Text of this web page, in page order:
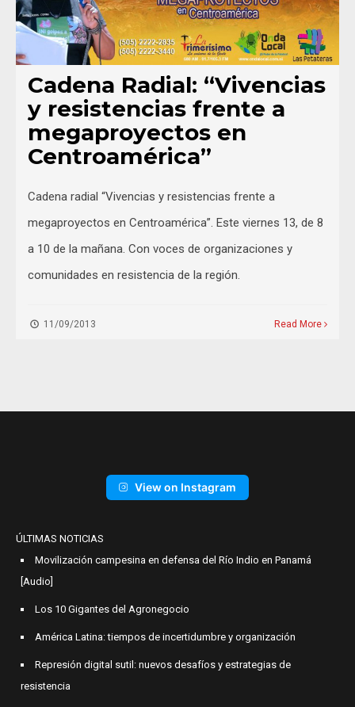
Cadena Radial: “Vivencias
y resistencias frente a
megaproyectos en
Centroamérica”
Cadena radial “Vivencias y resistencias frente a
megaproyectos en Centroamérica”. Este viernes 13, de 8
a 10 de la mañana. Con voces de organizaciones y
comunidades en resistencia de la región.
11/09/2013 Read More
View on Instagram
ÚLTIMAS NOTICIAS
Movilización campesina en defensa del Río Indio en Panamá
[Audio]
Los 10 Gigantes del Agronegocio
América Latina: tiempos de incertidumbre y organización
Represión digital sutil: nuevos desafíos y estrategias de
resistencia